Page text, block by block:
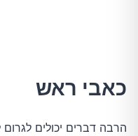
כאבי ראש
הרבה דברים יכולים